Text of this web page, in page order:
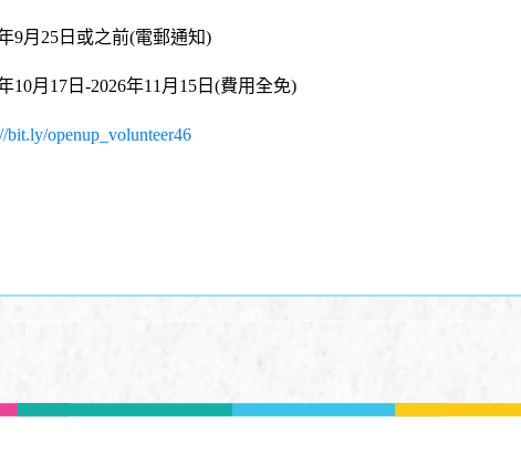
9月25日或之前(電郵通知)
10月17日-2026年11月15日(費用全免)
bit.ly/openup_volunteer46